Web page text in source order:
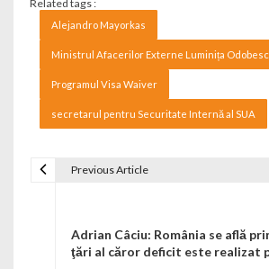
Related tags :
Alejandro Mayorkas
Ministrul Afacerilor Externe Luminița
Programul Visa Waiver
secretarul pentru Securitate Internă al SUA
Previous Article
Adrian Câciu: România se află
ţări al căror deficit este realizat